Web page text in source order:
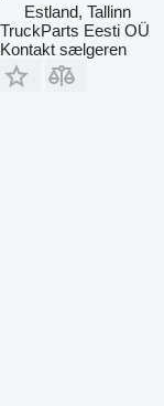
Estland, Tallinn
TruckParts Eesti OÜ
Kontakt sælgeren